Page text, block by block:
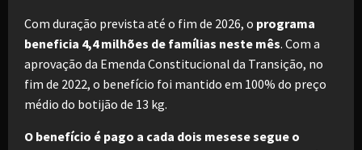
Com duração prevista até o fim de 2026, o programa
beneficia 4,4 milhões de famílias neste mês. Com a
aprovação da Emenda Constitucional da Transição, no
fim de 2022, o benefício foi mantido em 100% do preço
médio do botijão de 13 kg.
O benefício é pago a cada dois mesese segue o